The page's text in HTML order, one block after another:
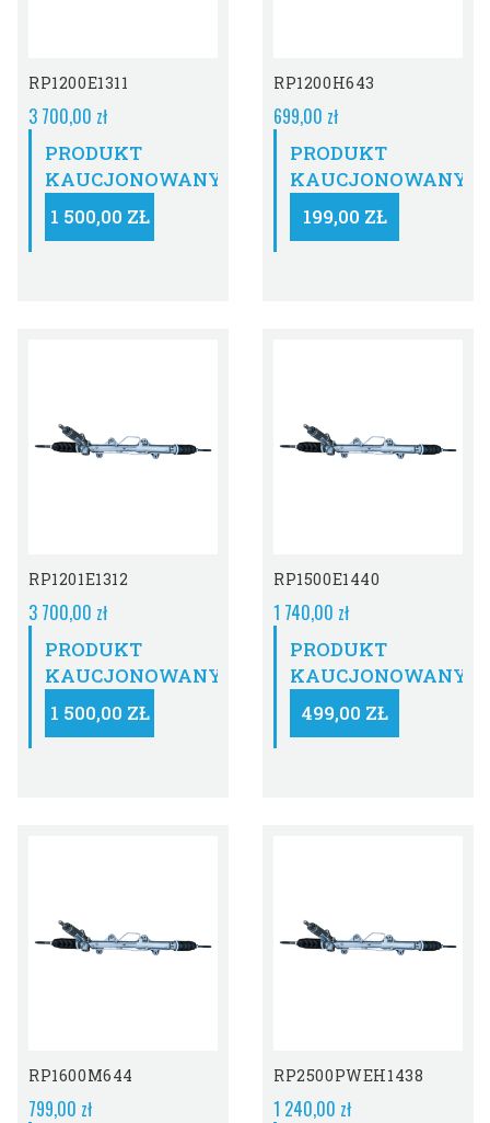
RP1200E1311
3 700,00 zł
PRODUKT
KAUCJONOWANY:
1 500,00 ZŁ
RP1200H643
699,00 zł
PRODUKT
KAUCJONOWANY:
199,00 ZŁ
RP1201E1312
3 700,00 zł
PRODUKT
KAUCJONOWANY:
1 500,00 ZŁ
RP1500E1440
1 740,00 zł
PRODUKT
KAUCJONOWANY:
499,00 ZŁ
RP1600M644
799,00 zł
RP2500PWEH1438
1 240,00 zł